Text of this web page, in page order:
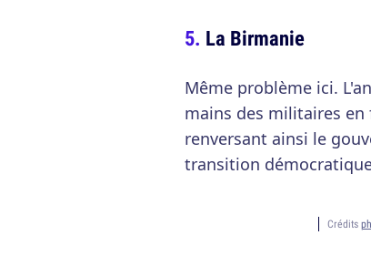
La Birmanie
Même problème ici.
mains des militaires en
renversant ainsi le
transition
Crédits